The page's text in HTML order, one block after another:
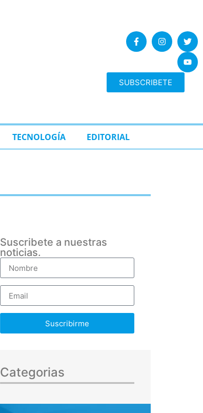
SUBSCRIBETE
TECNOLOGÍA EDITORIAL
Suscribete a nuestras
noticias.
Suscribirme
Categorias